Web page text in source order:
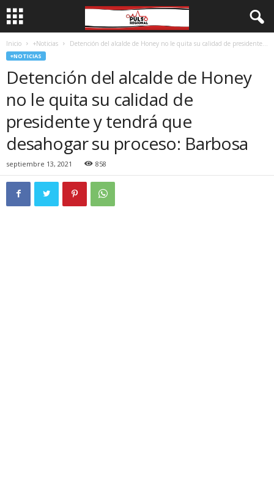
Inicio +Noticias Detención del alcalde de Honey no le quita su calidad de presidente...
+NOTICIAS
Detención del alcalde de Honey
no le quita su calidad de
presidente y tendrá que
desahogar su proceso: Barbosa
septiembre 13, 2021 858